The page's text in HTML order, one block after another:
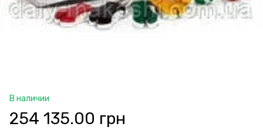
В наличии
254 135.00 грн